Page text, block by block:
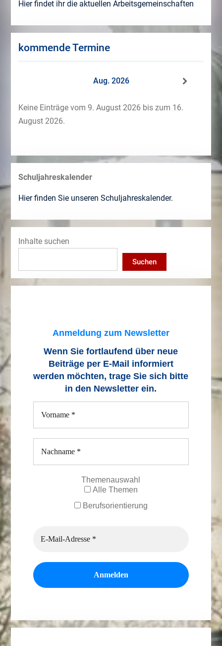
Hier findet ihr die aktuellen Arbeitsgemeinschaften
kommende Termine
Aug. 2026
Keine Einträge vom 9. August 2026 bis zum 16.
August 2026.
Schuljahreskalender
Hier finden Sie unseren Schuljahreskalender.
Inhalte suchen
Suchen
Anmeldung zum Newsletter
Wenn Sie fortlaufend über neue
Beiträge per E-Mail informiert
werden möchten, trage Sie sich bitte
in den Newsletter ein.
Themenauswahl
Alle Themen
Berufsorientierung